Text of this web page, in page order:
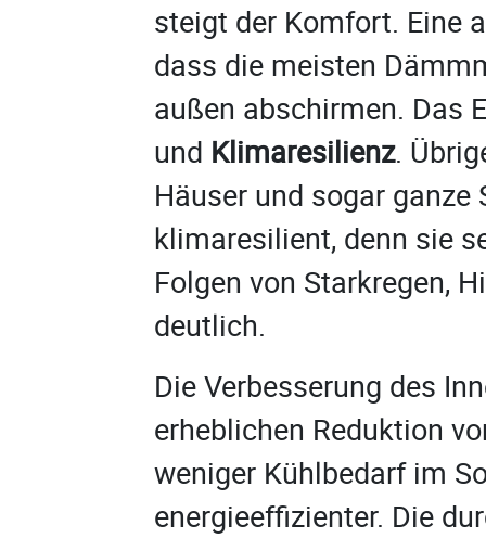
steigt der Komfort. Eine
dass die meisten
außen abschirmen. Das
und Klimaresilienz.
Häuser und sogar
klimaresilient, denn sie
Folgen von Starkregen,
deutlich.
Die Verbesserung des
erheblichen Reduktion
weniger Kühlbedarf im
energieeffizienter. Die